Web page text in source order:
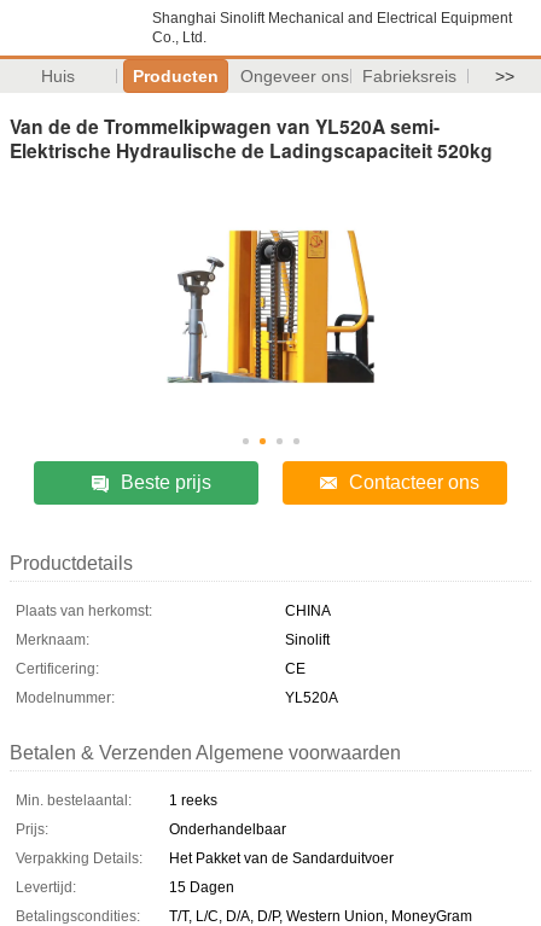
Shanghai Sinolift Mechanical and Electrical Equipment
Co., Ltd.
Huis Producten Ongeveer ons Fabrieksreis >>
Van de de Trommelkipwagen van YL520A semi-
Elektrische Hydraulische de Ladingscapaciteit 520kg
Beste prijs Contacteer ons
Productdetails
Plaats van herkomst:
CHINA
Merknaam:
Sinolift
Certificering:
CE
Modelnummer:
YL520A
Betalen & Verzenden Algemene voorwaarden
Min. bestelaantal:
1 reeks
Prijs:
Onderhandelbaar
Verpakking Details:
Het Pakket van de Sandarduitvoer
Levertijd:
15 Dagen
Betalingscondities:
T/T, L/C, D/A, D/P, Western Union, MoneyGram